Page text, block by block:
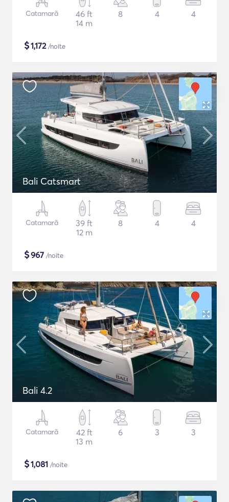
Catamarã
46 ft
14 m
8 4 4
$1,172/noite
Bali Catsmart
Catamarã
39 ft
12 m
8 4 4
$967 /noite
Bali 4.2
Catamarã
42 ft
13 m
6 3 3
$1,081 /noite